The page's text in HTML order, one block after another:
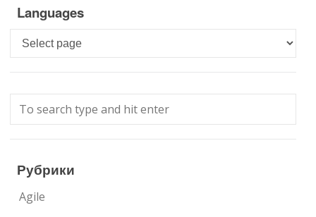
Languages
Languages
Рубрики
Agile